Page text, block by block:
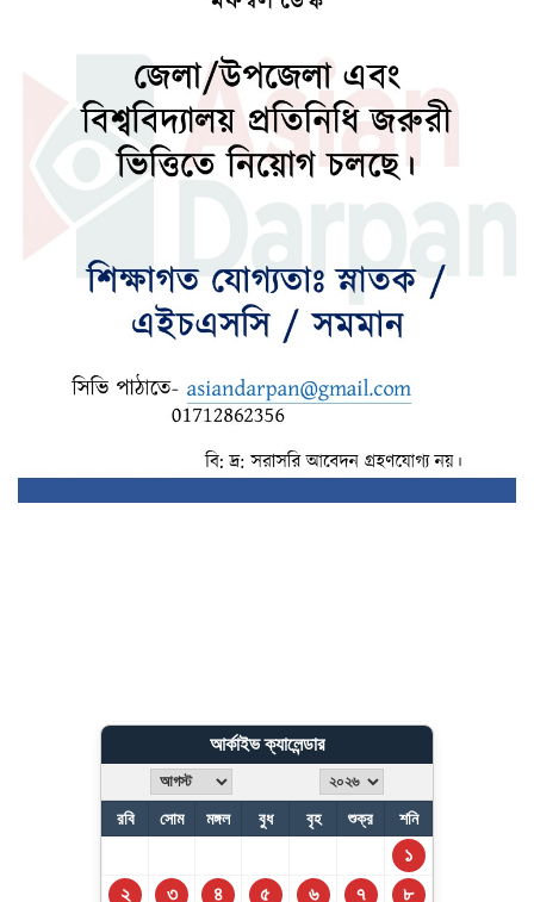
জেনে নিন আজকের নামাজের সময়সূচি
দেশের উন্নয়নে কাজ করতে ইউএনওদের
প্রধানমন্ত্রীর আহ্বান
ধ্বংসস্তূপ থেকে দেশকে রক্ষা করতে কাজ করছে
বিএনপি : মির্জা ফখরুল
আর্কাইভ ক্যালেন্ডার
রবি সোম মঙ্গল বুধ বৃহ শুক্র শনি
১
২
৩ ৪ ৫ ৬ ৭
৮